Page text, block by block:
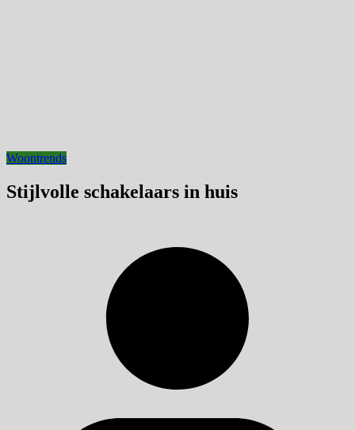
Woontrends
Stijlvolle schakelaars in huis